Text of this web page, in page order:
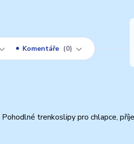
Komentáře 0
trenkoslipy pro chlapce,